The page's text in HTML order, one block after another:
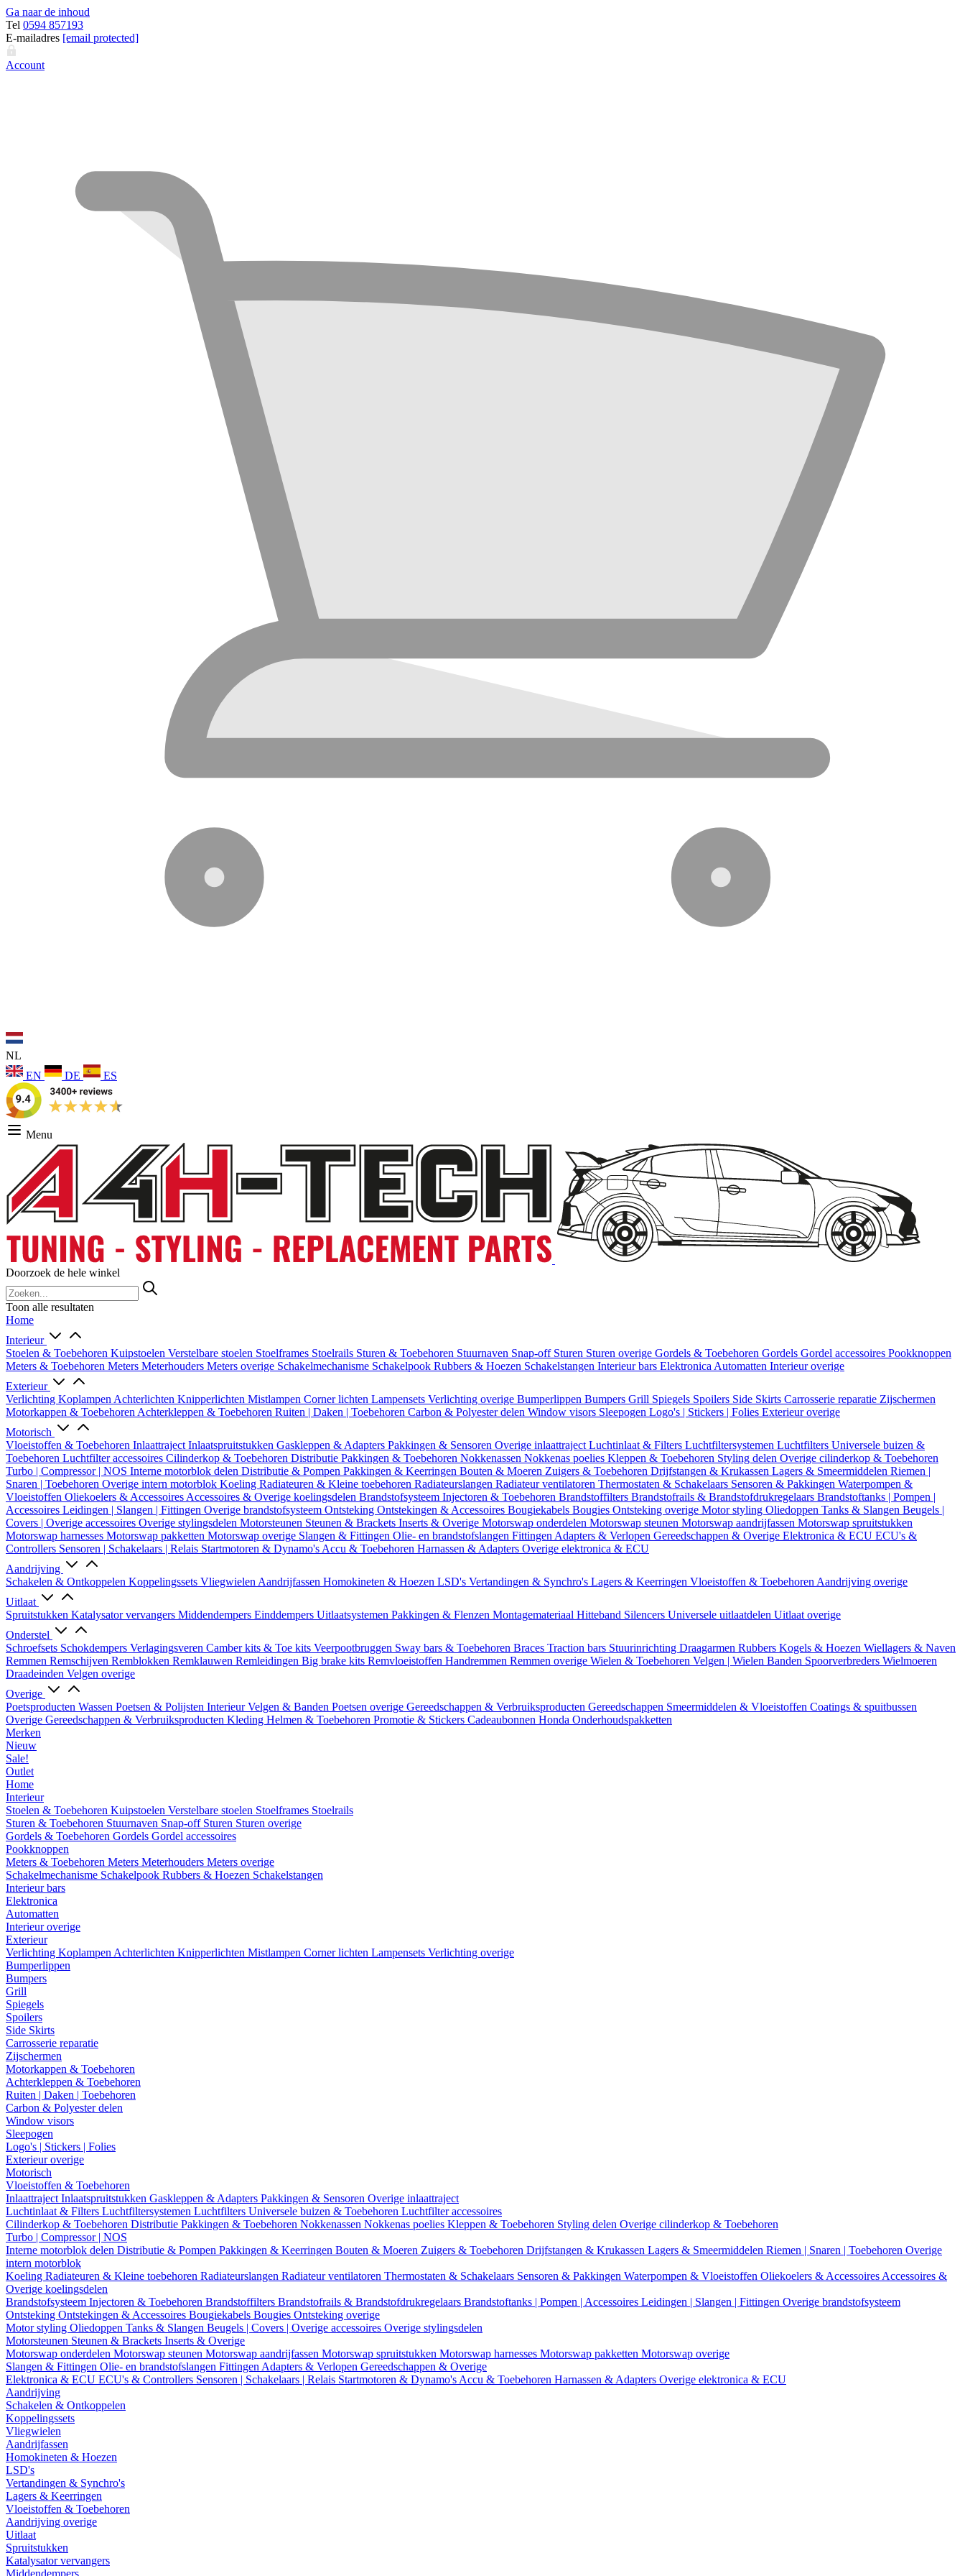
Ga naar de inhoud
Tel 0594 857193
E-mailadres [email protected]
Account
NL
EN
DE ES
Menu
Doorzoek de hele winkel
Toon alle resultaten
Home
Interieur
Stoelen & Toebehoren Kuipstoelen Verstelbare stoelen Stoelframes Stoelrails Sturen & Toebehoren Stuurnaven Snap-off Sturen Sturen overige Gordels & Toebehoren Gordels Gordel accessoires Pookknoppen
Meters & Toebehoren Meters Meterhouders Meters overige Schakelmechanisme Schakelpook Rubbers & Hoezen Schakelstangen Interieur bars Elektronica Automatten Interieur overige
Exterieur
Verlichting Koplampen Achterlichten Knipperlichten Mistlampen Corner lichten Lampensets Verlichting overige Bumperlippen Bumpers Grill Spiegels Spoilers Side Skirts Carrosserie reparatie Zijschermen
Motorkappen & Toebehoren Achterkleppen & Toebehoren Ruiten | Daken | Toebehoren Carbon & Polyester delen Window visors Sleepogen Logo's | Stickers | Folies Exterieur overige
Motorisch
Vloeistoffen & Toebehoren Inlaattraject Inlaatspruitstukken Gaskleppen & Adapters Pakkingen & Sensoren Overige inlaattraject Luchtinlaat & Filters Luchtfiltersystemen Luchtfilters Universele buizen &
Toebehoren Luchtfilter accessoires Cilinderkop & Toebehoren Distributie Pakkingen & Toebehoren Nokkenassen Nokkenas poelies Kleppen & Toebehoren Styling delen Overige cilinderkop & Toebehoren
Turbo | Compressor | NOS Interne motorblok delen Distributie & Pompen Pakkingen & Keerringen Bouten & Moeren Zuigers & Toebehoren Drijfstangen & Krukassen Lagers & Smeermiddelen Riemen |
Snaren | Toebehoren Overige intern motorblok Koeling Radiateuren & Kleine toebehoren Radiateurslangen Radiateur ventilatoren Thermostaten & Schakelaars Sensoren & Pakkingen Waterpompen &
Vloeistoffen Oliekoelers & Accessoires Accessoires & Overige koelingsdelen Brandstofsysteem Injectoren & Toebehoren Brandstoffilters Brandstofrails & Brandstofdrukregelaars Brandstoftanks | Pompen |
Accessoires Leidingen | Slangen | Fittingen Overige brandstofsysteem Ontsteking Ontstekingen & Accessoires Bougiekabels Bougies Ontsteking overige Motor styling Oliedoppen Tanks & Slangen Beugels |
Covers | Overige accessoires Overige stylingsdelen Motorsteunen Steunen & Brackets Inserts & Overige Motorswap onderdelen Motorswap steunen Motorswap aandrijfassen Motorswap spruitstukken
Motorswap harnesses Motorswap pakketten Motorswap overige Slangen & Fittingen Olie- en brandstofslangen Fittingen Adapters & Verlopen Gereedschappen & Overige Elektronica & ECU ECU's &
Controllers Sensoren | Schakelaars | Relais Startmotoren & Dynamo's Accu & Toebehoren Harnassen & Adapters Overige elektronica & ECU
Aandrijving
Schakelen & Ontkoppelen Koppelingssets Vliegwielen Aandrijfassen Homokineten & Hoezen LSD's Vertandingen & Synchro's Lagers & Keerringen Vloeistoffen & Toebehoren Aandrijving overige
Uitlaat
Spruitstukken Katalysator vervangers Middendempers Einddempers Uitlaatsystemen Pakkingen & Flenzen Montagemateriaal Hitteband Silencers Universele uitlaatdelen Uitlaat overige
Onderstel
Schroefsets Schokdempers Verlagingsveren Camber kits & Toe kits Veerpootbruggen Sway bars & Toebehoren Braces Traction bars Stuurinrichting Draagarmen Rubbers Kogels & Hoezen Wiellagers & Naven
Remmen Remschijven Remblokken Remklauwen Remleidingen Big brake kits Remvloeistoffen Handremmen Remmen overige Wielen & Toebehoren Velgen | Wielen Banden Spoorverbreders Wielmoeren
Draadeinden Velgen overige
Overige
Poetsproducten Wassen Poetsen & Polijsten InterieurVelgen & Banden Poetsen overige Gereedschappen & Verbruiksproducten Gereedschappen Smeermiddelen & Vloeistoffen Coatings & spuitbussen
Overige Gereedschappen & Verbruiksproducten Kleding Helmen & Toebehoren Promotie & Stickers Cadeaubonnen Honda Onderhoudspakketten
Merken
Nieuw
Sale!
Outlet
Home
Interieur
Stoelen & Toebehoren Kuipstoelen Verstelbare stoelen Stoelframes Stoelrails
Sturen & Toebehoren Stuurnaven Snap-off Sturen Sturen overige
Gordels & Toebehoren Gordels Gordel accessoires
Pookknoppen
Meters & Toebehoren Meters Meterhouders Meters overige
Schakelmechanisme Schakelpook Rubbers & Hoezen Schakelstangen
Interieur bars
Elektronica
Automatten
Interieur overige
Exterieur
Verlichting Koplampen Achterlichten Knipperlichten Mistlampen Corner lichten Lampensets Verlichting overige
Bumperlippen
Bumpers
Grill
Spiegels
Spoilers
Side Skirts
Carrosserie reparatie
Zijschermen
Motorkappen & Toebehoren
Achterkleppen & Toebehoren
Ruiten | Daken | Toebehoren
Carbon & Polyester delen
Window visors
Sleepogen
Logo's | Stickers | Folies
Exterieur overige
Motorisch
Vloeistoffen & Toebehoren
Inlaattraject Inlaatspruitstukken Gaskleppen & Adapters Pakkingen & Sensoren Overige inlaattraject
Luchtinlaat & Filters Luchtfiltersystemen Luchtfilters Universele buizen & Toebehoren Luchtfilter accessoires
Cilinderkop & Toebehoren Distributie Pakkingen & Toebehoren Nokkenassen Nokkenas poelies Kleppen & Toebehoren Styling delen Overige cilinderkop & Toebehoren
Turbo | Compressor | NOS
Interne motorblok delen Distributie & Pompen Pakkingen & Keerringen Bouten & Moeren Zuigers & Toebehoren Drijfstangen & Krukassen Lagers & Smeermiddelen Riemen | Snaren | Toebehoren Overige
intern motorblok
Koeling Radiateuren & Kleine toebehoren Radiateurslangen Radiateur ventilatoren Thermostaten & Schakelaars Sensoren & Pakkingen Waterpompen & Vloeistoffen Oliekoelers & Accessoires Accessoires &
Overige koelingsdelen
Brandstofsysteem Injectoren & Toebehoren Brandstoffilters Brandstofrails & Brandstofdrukregelaars Brandstoftanks | Pompen | Accessoires Leidingen | Slangen | Fittingen Overige brandstofsysteem
Ontsteking Ontstekingen & Accessoires Bougiekabels Bougies Ontsteking overige
Motor styling Oliedoppen Tanks & Slangen Beugels | Covers | Overige accessoires Overige stylingsdelen
Motorsteunen Steunen & Brackets Inserts & Overige
Motorswap onderdelen Motorswap steunen Motorswap aandrijfassen Motorswap spruitstukken Motorswap harnesses Motorswap pakketten Motorswap overige
Slangen & Fittingen Olie- en brandstofslangen Fittingen Adapters & Verlopen Gereedschappen & Overige
Elektronica & ECU ECU's & Controllers Sensoren | Schakelaars | Relais Startmotoren & Dynamo's Accu & Toebehoren Harnassen & Adapters Overige elektronica & ECU
Aandrijving
Schakelen & Ontkoppelen
Koppelingssets
Vliegwielen
Aandrijfassen
Homokineten & Hoezen
LSD's
Vertandingen & Synchro's
Lagers & Keerringen
Vloeistoffen & Toebehoren
Aandrijving overige
Uitlaat
Spruitstukken
Katalysator vervangers
Middendempers